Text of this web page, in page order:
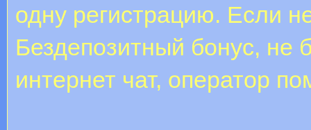
одну регистрацию. Если
Бездепозитный бонус, не
интернет чат, оператор